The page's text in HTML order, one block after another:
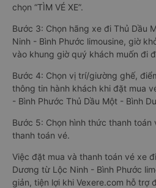
chọn “TÌM VÉ XE”.
Bước 3: Chọn hãng xe đi Thủ Dầu
Ninh - Bình Phước limousine, giờ
vào khung giờ quý khách muốn đi
Bước 4: Chọn vị trí/giường ghế,
thông tin hành khách khi đặt mua
- Bình Phước Thủ Dầu Một - Bình
Bước 5: Chọn hình thức thanh toán
thanh toán vé.
Việc đặt mua và thanh toán vé xe
Dương từ Lộc Ninh - Bình Phước
giản, tiện lợi khi Vexere.com hỗ trợ